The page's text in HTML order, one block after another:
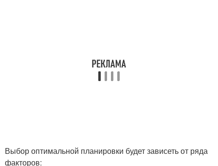
Выбор оптимальной планировки будет зависеть от ряда
факторов: